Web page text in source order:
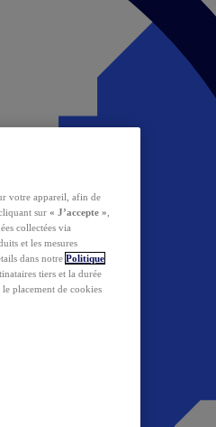
votre appareil, afin de
sur « J’accepte »
collectées via
et les mesures
dans notre Politique
tiers et la durée
placement de cookies